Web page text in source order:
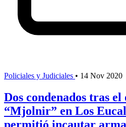
Policiales y Judiciales • 14 Nov 2020
Dos condenados tras
“Mjolnir” en Los
permitió incautar